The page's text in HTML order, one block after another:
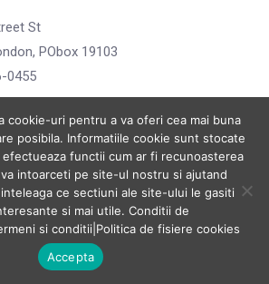
St
PObox 19103
0455
WordPress Theme All Right Reserved.
cookie-uri pentru a va oferi cea mai buna
posibila. Informatiile cookie sunt stocate
functii cum ar fi recunoasterea
intoarceti pe site-ul nostru si ajutand
ce sectiuni ale site-ului le gasiti
si mai utile. Conditii de
si conditii Politica de fisiere cookies
Accepta